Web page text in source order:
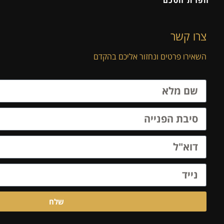
צרו קשר
השאירו פרטים ונחזור אליכם בהקדם
שלח